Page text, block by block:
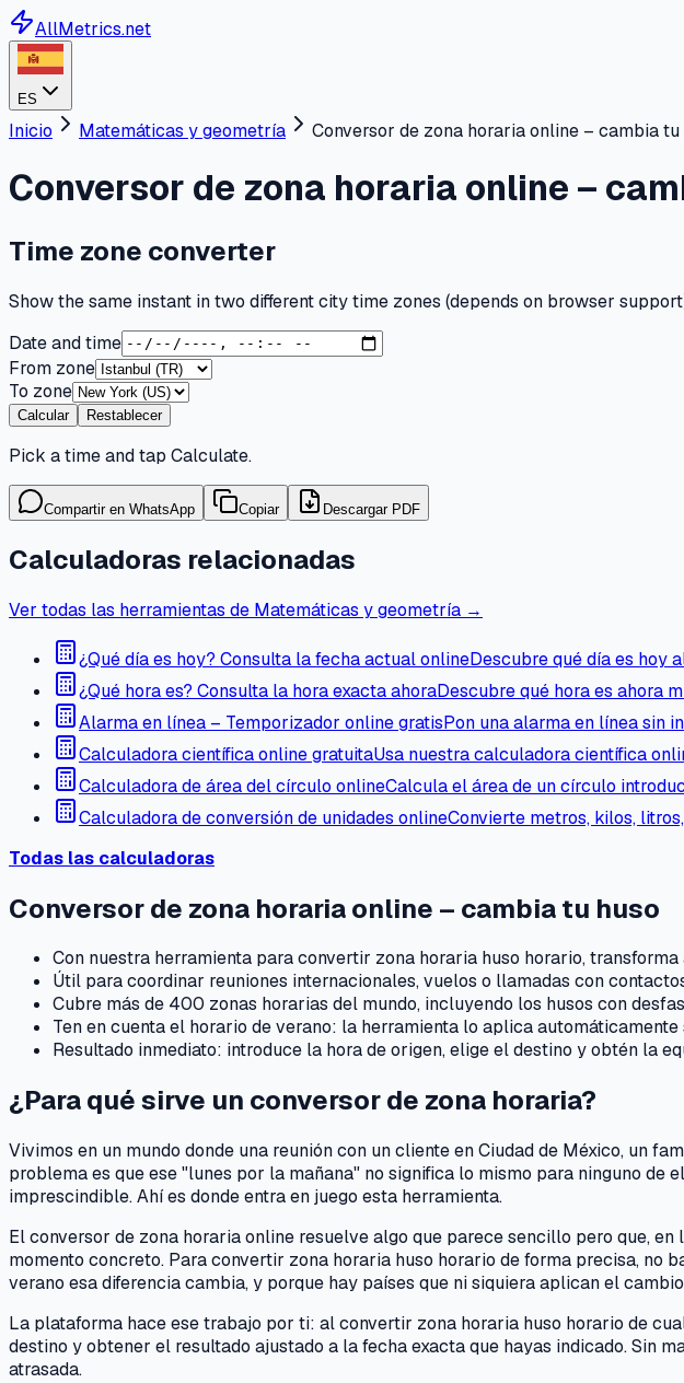
AllMetrics.net
ES
Inicio Matemáticas y geometría Conversor de zona horaria online – cambia tu
Conversor de zona horaria online –
Time zone converter
Show the same instant in two different city time zones (depends on browser
Date and time
From zone
To zone
Calcular Restablecer
Pick a time and tap Calculate.
Compartir en WhatsApp Copiar Descargar PDF
Calculadoras relacionadas
Ver todas las herramientas de Matemáticas y geometría →
¿Qué día es hoy? Consulta la fecha actual onlineDescubre qué día es hoy
¿Qué hora es? Consulta la hora exacta ahoraDescubre qué hora es ahora
Alarma en línea – Temporizador online gratisPon una alarma en línea sin
Calculadora científica online gratuitaUsa nuestra calculadora científica
Calculadora de área del círculo onlineCalcula el área de un círculo
Calculadora de conversión de unidades onlineConvierte metros, kilos,
Todas las calculadoras
Conversor de zona horaria online – cambia tu huso
Con nuestra herramienta para convertir zona horaria huso horario,
Útil para coordinar reuniones internacionales, vuelos o llamadas con
Cubre más de 400 zonas horarias del mundo, incluyendo los husos con
Ten en cuenta el horario de verano: la herramienta lo aplica
Resultado inmediato: introduce la hora de origen, elige el destino y obtén la
¿Para qué sirve un conversor de zona horaria?
Vivimos en un mundo donde una reunión con un cliente en Ciudad de México, un
problema es que ese "lunes por la mañana" no significa lo mismo para ninguno
imprescindible. Ahí es donde entra en juego esta herramienta.
El conversor de zona horaria online resuelve algo que parece sencillo pero que,
momento concreto. Para convertir zona horaria huso horario de forma precisa, no
verano esa diferencia cambia, y porque hay países que ni siquiera aplican el
La plataforma hace ese trabajo por ti: al convertir zona horaria huso horario de
destino y obtener el resultado ajustado a la fecha exacta que hayas indicado. Sin
atrasada.